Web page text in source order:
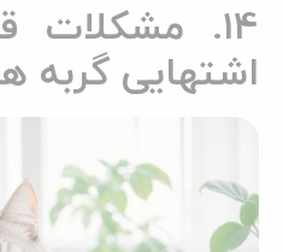
14. مشکلات
اشتهایی گربه